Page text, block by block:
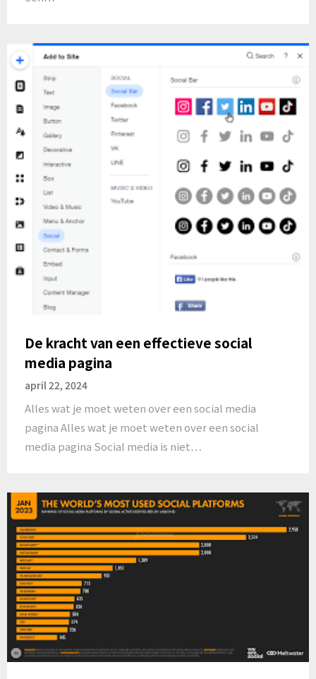
De kracht van een effectieve social
media pagina
april 22, 2024
Alles wat je moet weten over een social media
pagina Alles wat je moet weten over een social
media pagina Social media is niet…